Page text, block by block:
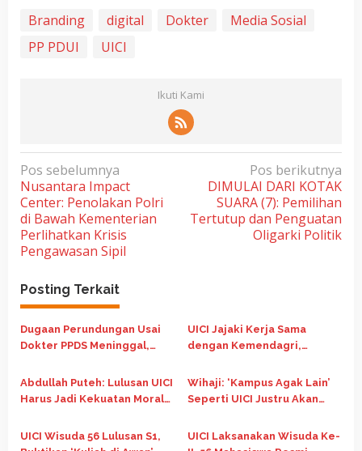
Branding digital Dokter
Media Sosial
PP PDUI
UICI
Ikuti Kami
N
a
v
i
g
a
s
i
p
o
s
Pos sebelumnya
Nusantara Impact
Center: Penolakan Polri
di Bawah Kementerian
Perlihatkan Krisis
Pengawasan Sipil
Pos berikutnya
DIMULAI DARI KOTAK
SUARA (7): Pemilihan
Tertutup dan Penguatan
Oligarki Politik
Posting Terkait
Dugaan Perundungan Usai
Dokter PPDS Meninggal,
Sementara Pendidikan
Anestesi di RS Kandou
UICI Jajaki Kerja Sama
dengan Kemendagri,
Fleksibel Berbasis Digital
Abdullah Puteh: Lulusan UICI
Harus Jadi Kekuatan Moral
Wihaji: ‘Kampus Agak Lain’
Seperti UICI Justru Akan
Bangsa
UICI Wisuda 56 Lulusan S1,
UICI Laksanakan Wisuda Ke-